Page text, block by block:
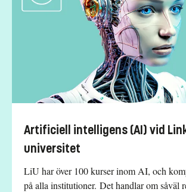
Artificiell intelligens (AI) vid
universitet
LiU har över 100 kurser inom AI, och
på alla institutioner. Det handlar om såväl